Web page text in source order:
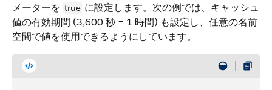
メーターを true に設定します。次の例では、キャッシュ
値の有効期間 (3,600 秒 = 1 時間) も設定し、任意の名前
空間で値を使用できるようにしています。